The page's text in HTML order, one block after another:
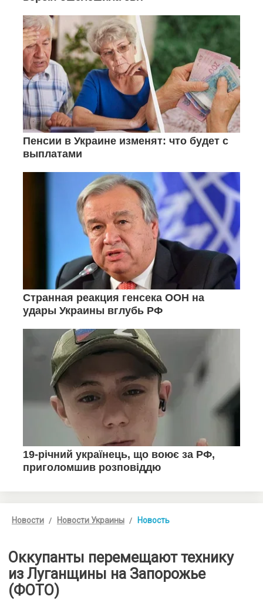
Новости Новости Украины Новость
Оккупанты перемещают технику
из Луганщины на Запорожье
(ФОТО)